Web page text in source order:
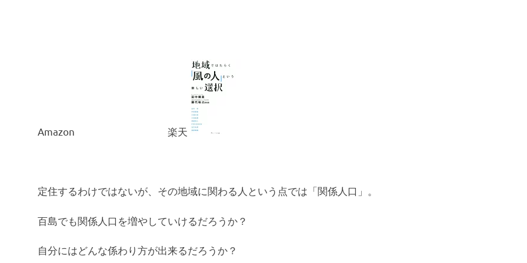
Amazon 楽天
定住するわけではないが、その地域に関わる人という点では「関係人口」。
百島でも関係人口を増やしていけるだろうか？
自分にはどんな係わり方が出来るだろうか？